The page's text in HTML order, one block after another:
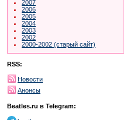
2007
2006
2005
2004
2003
2002
2000-2002 (старый сайт)
RSS:
Новости
Анонсы
Beatles.ru в Telegram: